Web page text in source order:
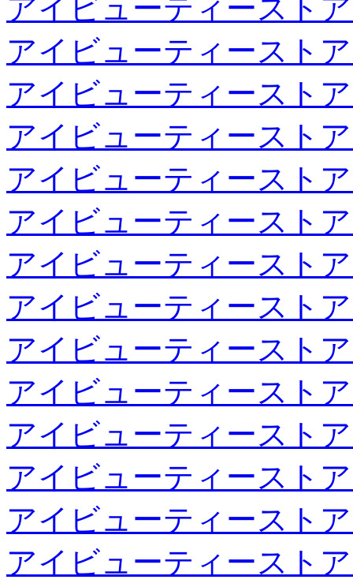
アイビューティースト
アイビューティースト
アイビューティースト
アイビューティースト
アイビューティースト
アイビューティースト
アイビューティースト
アイビューティースト
アイビューティースト
アイビューティースト
アイビューティースト
アイビューティースト
アイビューティースト
アイビューティースト